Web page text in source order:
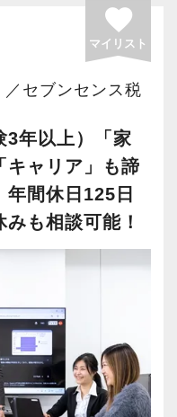
験可能
対応
favorite
マイリスト
／セブンセンス税
3年以上）「家
キャリア」も諦
間休日125日
も相談可能！